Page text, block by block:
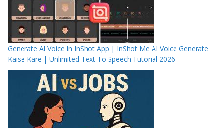
Generate AI Voice In InShot App | InShot Me AI Voice Generate
Kaise Kare | Unlimited Text To Speech Tutorial 2026